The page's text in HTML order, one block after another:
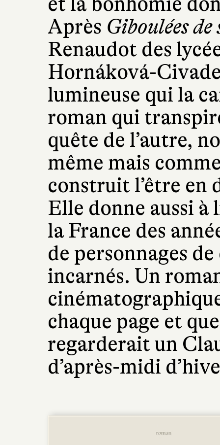
Après Giboulées de
Renaudot des
Hornáková-
lumineuse qui la
roman qui
quête de l’autre,
même mais
construit l’être en
Elle donne aussi à
la France des
de personnages
incarnés. Un
chaque page et
regarderait un
d’après-midi